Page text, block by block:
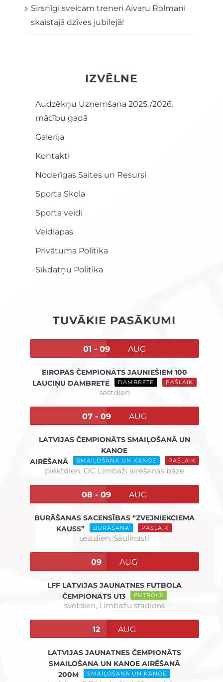
Sirsnīgi sveicam treneri Aivaru Rolmani
skaistajā dzīves jubilejā!
IZVĒLNE
Audzēkņu Uzņemšana 2025./2026.
mācību gadā
Galerija
Kontakti
Noderīgas Saites un Resursi
Sporta Skola
Sporta veidi
Veidlapas
Privātuma Politika
Sīkdatņu Politika
TUVĀKIE PASĀKUMI
01 - 09 AUG
EIROPAS ČEMPIONĀTS JAUNIEŠIEM 100
LAUCIŅU DAMBRETĒ
DAMBRETE PAŠLAIK
sestdien
07 - 09 AUG
LATVIJAS ČEMPIONĀTS SMAIĻOŠANĀ UN
KANOE
AIRĒŠANĀ
SMAIĻOŠANA UN KANOE PAŠLAIK
piektdien, OC Limbaži airēšanas bāze
08 - 09 AUG
BURĀŠANAS SACENSĪBAS “ZVEJNIEKCIEMA
KAUSS”
BURĀŠANA PAŠLAIK
sestdien, Saulkrasti
09 AUG
LFF LATVIJAS JAUNATNES FUTBOLA
ČEMPIONĀTS U13
FUTBOLS
svētdien, Limbažu stadions
12 AUG
LATVIJAS JAUNATNES ČEMPIONĀTS
SMAIĻOŠANA UN KANOE AIRĒŠANĀ
200M
SMAIĻOŠANA UN KANOE